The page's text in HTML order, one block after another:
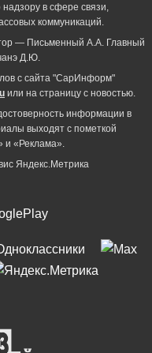
в сфере связи,
коммуникаций.
— Письменный А.А. Главный
Д.Ю.
с сайта "СарИнформ"
или на страницу с новостью.
информации в
выходят с пометкой
и «Реклама».
Яндекс.Метрика